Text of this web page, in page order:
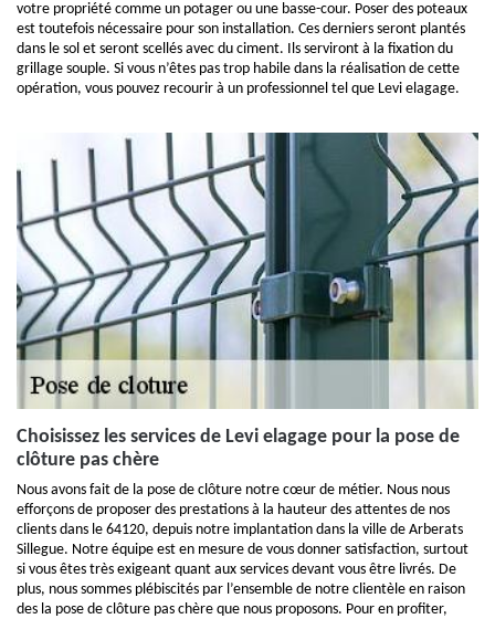
votre propriété comme un potager ou une basse-cour. Poser des poteaux
est toutefois nécessaire pour son installation. Ces derniers seront plantés
dans le sol et seront scellés avec du ciment. Ils serviront à la fixation du
grillage souple. Si vous n’êtes pas trop habile dans la réalisation de cette
opération, vous pouvez recourir à un professionnel tel que Levi elagage.
Choisissez les services de Levi elagage pour la pose de
clôture pas chère
Nous avons fait de la pose de clôture notre cœur de métier. Nous nous
efforçons de proposer des prestations à la hauteur des attentes de nos
clients dans le 64120, depuis notre implantation dans la ville de Arberats
Sillegue. Notre équipe est en mesure de vous donner satisfaction, surtout
si vous êtes très exigeant quant aux services devant vous être livrés. De
plus, nous sommes plébiscités par l’ensemble de notre clientèle en raison
des la pose de clôture pas chère que nous proposons. Pour en profiter,